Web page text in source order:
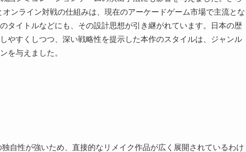
ンライン対戦の仕組みは、現在のアーケードゲーム市場で主流とな
タイトルなどにも、その設計思想が引き継がれています。日本の歴
やすくしつつ、深い戦略性を提示した本作のスタイルは、ジャンル
を与えました。
自性が強いため、直接的なリメイク作品が広く展開されているわけ